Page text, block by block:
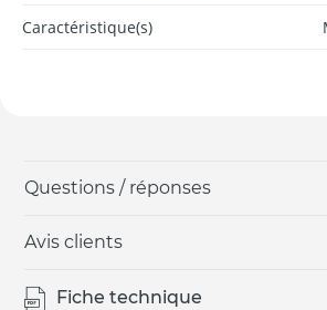
Questions / réponses
Avis clients
Fiche technique
Caractéristique(s)